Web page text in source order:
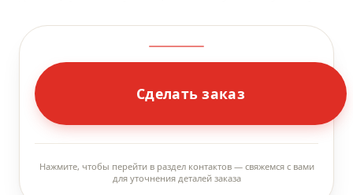
Сделать заказ
Нажмите, чтобы перейти в раздел контактов — свяжемся с вами
для уточнения деталей заказа